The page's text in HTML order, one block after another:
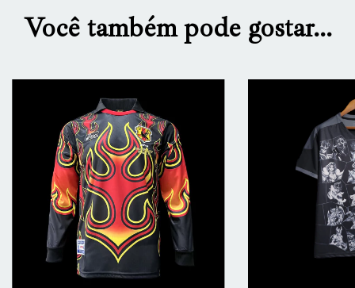
Você também pode gostar...